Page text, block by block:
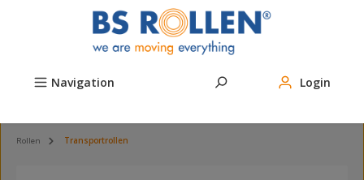
Zum Hauptinhalt springen
Navigation Login
Rollen Transportrollen